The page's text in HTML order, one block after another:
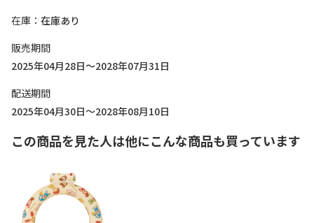
在庫
在庫あり
販売期間
2025年04月28日～2028年07月31日
配送期間
2025年04月30日～2028年08月10日
この商品を見た人は他にこんな商品も買っています